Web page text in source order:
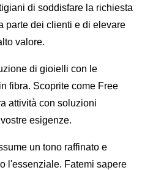
di soddisfare la richiesta
parte dei clienti e di elevare
valore.
di gioielli con le
fibra. Scoprite come Free
attività con soluzioni
esigenze.
un tono raffinato e
l'essenziale. Fatemi sapere